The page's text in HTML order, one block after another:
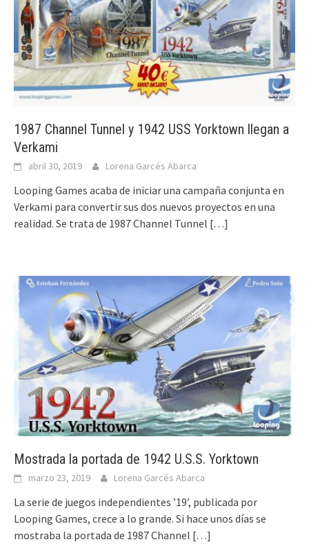
1987 Channel Tunnel y 1942 USS Yorktown llegan a
Verkami
abril 30, 2019 Lorena Garcés Abarca
Looping Games acaba de iniciar una campaña conjunta en
Verkami para convertir sus dos nuevos proyectos en una
realidad. Se trata de 1987 Channel Tunnel […]
Mostrada la portada de 1942 U.S.S. Yorktown
marzo 23, 2019 Lorena Garcés Abarca
La serie de juegos independientes ’19’, publicada por
Looping Games, crece a lo grande. Si hace unos días se
mostraba la portada de 1987 Channel […]